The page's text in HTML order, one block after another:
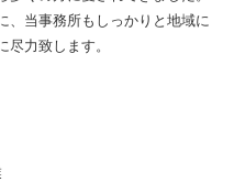
、当事務所もしっかりと地域に
力致します。